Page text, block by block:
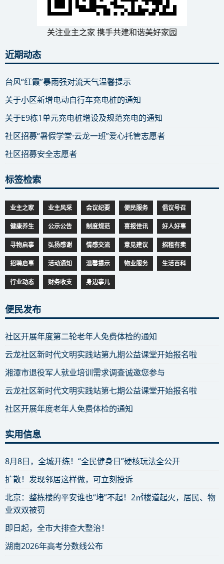
关注业主之家 携手共建和谐美好家园
近期动态
台风“红霞”暴雨强对流天气温馨提示
关于小区新增电动自行车充电桩的通知
关于E9栋1单元充电桩增设及规范充电的通知
社区招募“暑假学堂·云龙一班”爱心托管志愿者
社区招募安全志愿者
标签检索
业主之家 业主风采 会议纪要 便民服务 倡议号召
健康养生 公示公告 制度规范 喜报佳讯 好人好事
寻物启事 弘扬感谢 情感交流 意见建议 招租有卖
招聘启事 活动通知 温馨提示 物业服务 生活百科
行业动态 财务收支 身边事儿
便民发布
社区开展年度第二轮老年人免费体检的通知
云龙社区新时代文明实践站第九期公益课堂开始报名啦
湘潭市退役军人就业培训需求调查诚邀您参与
云龙社区新时代文明实践站第七期公益课堂开始报名啦
社区开展年度老年人免费体检的通知
实用信息
8月8日，全城开练！“全民健身日”硬核玩法全公开
扩散！发现邻居这样做，可立刻投诉
北京：整栋楼的平安谁也“堵”不起！2㎡楼道起火，居民、物
业双双被罚
即日起，全市大排查大整治！
湖南2026年高考分数线公布